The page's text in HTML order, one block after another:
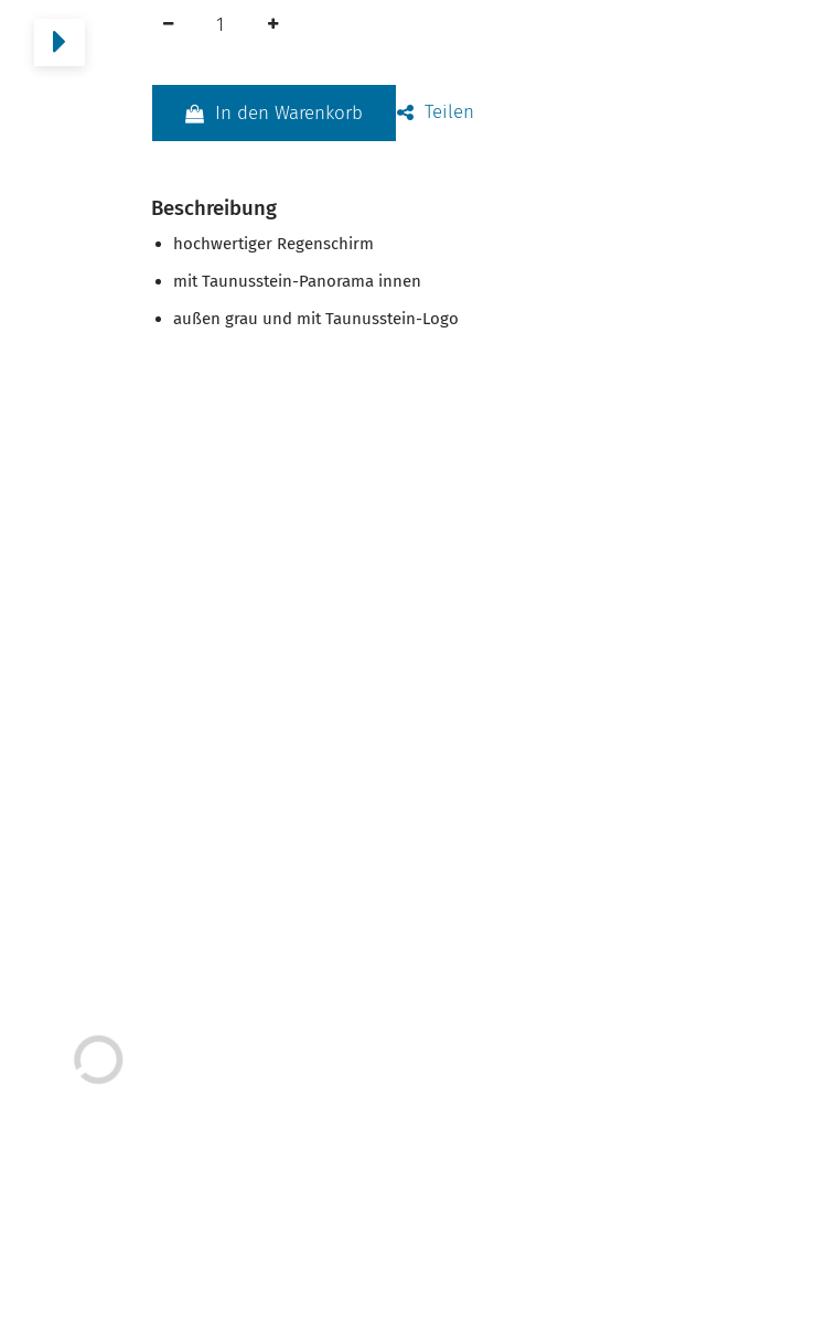
In den Warenkorb Teilen
Beschreibung
hochwertiger Regenschirm
mit Taunusstein-Panorama innen
außen grau und mit Taunusstein-Logo